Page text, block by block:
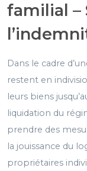
familial –
Dans le cadre
restent en
leurs biens
liquidation du
prendre des
la jouissance du
propriétaires